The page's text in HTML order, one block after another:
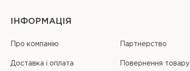
ІНФОРМАЦІЯ
Про компанію Партнерство
Доставка і оплата Повернення товару